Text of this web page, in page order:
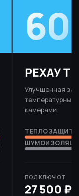
60
РЕХАУ
Улучшенная
температурных
камерами.
ТЕПЛОЗАЩИТА
ПОД КЛЮЧ ОТ
27 500 ₽